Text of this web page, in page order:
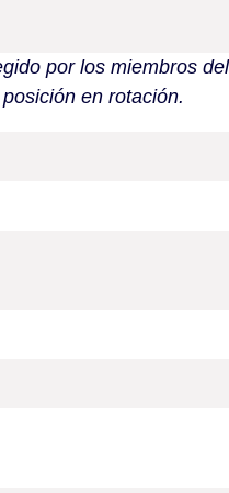
por los miembros
en rotación.